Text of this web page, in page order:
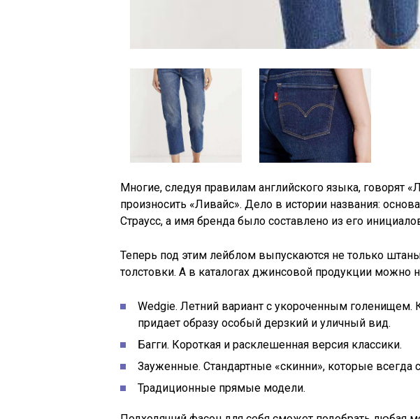
Многие, следуя правилам английского языка, говорят
произносить «Ливайс». Дело в истории названия:
Страусс, а имя бренда было составлено из его
Теперь под этим лейблом выпускаются не только
толстовки. А в каталогах джинсовой продукции можно
Wedgie. Летний вариант с укороченным голенищем.
придает образу особый дерзкий и уличный вид.
Багги. Короткая и расклешенная версия классики.
Зауженные. Стандартные «скинни», которые всегда
Традиционные прямые модели.